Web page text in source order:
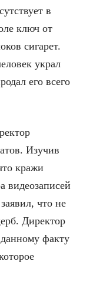
в
ключ от
сигарет.
украл
его всего
Изучив
кражи
видеозаписей
что не
Директор
факту